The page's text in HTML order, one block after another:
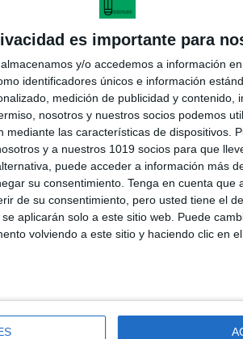
es importante para
almacenamos y/o accedemos a información
identificadores únicos e información
medición de publicidad y contenido,
nosotros y nuestros socios podemos
mediante las características de dispositivos.
y a nuestros 1019 socios para que
puede acceder a información más
su consentimiento. Tenga en cuenta que
de su consentimiento, pero usted tiene el
aplicarán solo a este sitio web. Puede
volviendo a este sitio y haciendo clic en
actividad-
personal de dos profesores Ginés y
de los contenidos que encontramos
parte del tiempo, que sus tareas como docentes,
campos obligatorios están marcados con*